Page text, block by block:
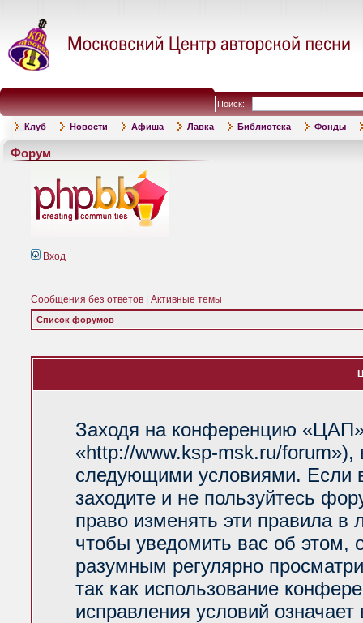
Поиск:
Клуб Новости Афиша Лавка Библиотека Фонды
Форум
Вход
Сообщения без ответов Активные темы
Список форумов
Заходя на конференцию
«http://www.ksp-msk.ru/forum»),
следующими условиями. Если
заходите и не пользуйтесь
право изменять эти правила
чтобы уведомить вас об
разумным регулярно
так как использование
исправления условий